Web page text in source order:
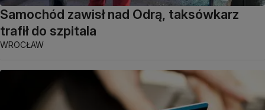
Samochód zawisł nad Odrą, taksówkarz
trafił do szpitala
WROCŁAW